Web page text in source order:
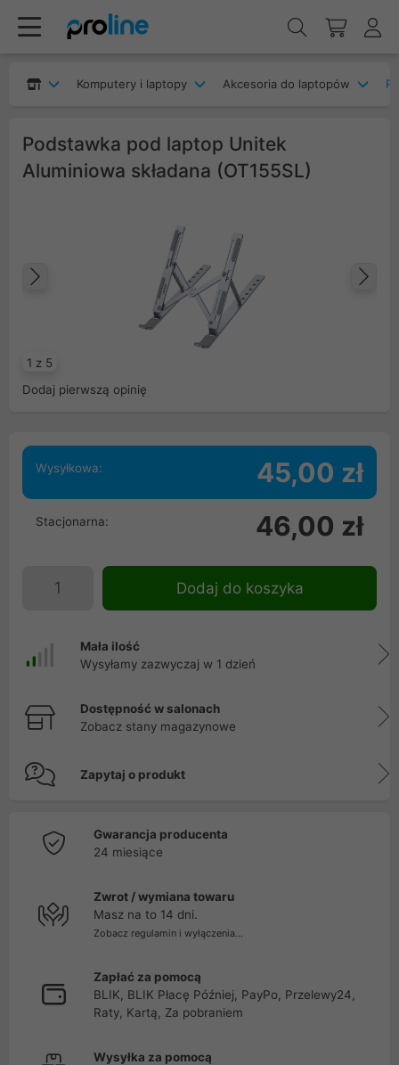
Komputery i laptopy Akcesoria do laptopów
Podstawka pod laptop Unitek
Aluminiowa składana (OT155SL)
1 z 5
Poprzedni
Dodaj pierwszą opinię
Wysyłkowa: 45,00 zł
Stacjonarna: 46,00 zł
Dodaj do koszyka
Mała ilość
Wysyłamy zazwyczaj w 1 dzień
Dostępność w salonach
Zobacz stany magazynowe
Zapytaj o produkt
Gwarancja producenta
24 miesiące
Zwrot / wymiana towaru
Masz na to 14 dni.
Zobacz regulamin i wyłączenia...
Zapłać za pomocą
BLIK, BLIK Płacę Później, PayPo, Przelewy24,
Raty, Kartą, Za pobraniem
Wysyłka za pomocą